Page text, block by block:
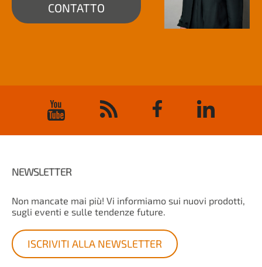
CONTATTO
NEWSLETTER
Non mancate mai più! Vi informiamo sui nuovi prodotti,
sugli eventi e sulle tendenze future.
ISCRIVITI ALLA NEWSLETTER